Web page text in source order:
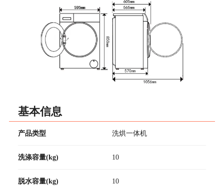
基本信息
产品类型 洗烘一体机
洗涤容量(kg) 10
脱水容量(kg) 10